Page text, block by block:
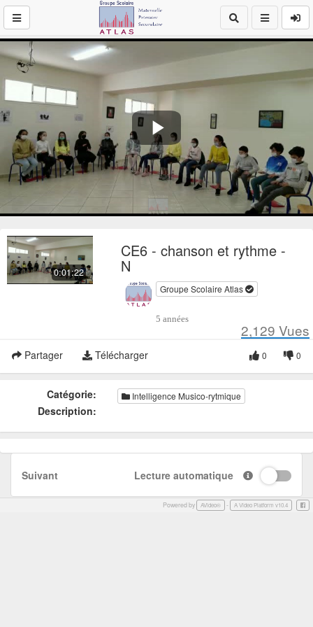
Play
Video
0:01:22
CE6 - chanson et rythme -
N
Groupe Scolaire Atlas
5 années
2,129 Vues
Partager Télécharger 0
0
Catégorie: Intelligence Musico-rytmique
Description:
Suivant Lecture automatique
Powered by AVideo® - A Video Platform v10.4